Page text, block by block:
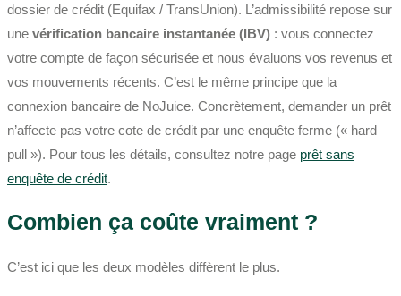
dossier de crédit (Equifax / TransUnion). L’admissibilité repose sur
une vérification bancaire instantanée (IBV) : vous connectez
votre compte de façon sécurisée et nous évaluons vos revenus et
vos mouvements récents. C’est le même principe que la
connexion bancaire de NoJuice. Concrètement, demander un prêt
n’affecte pas votre cote de crédit par une enquête ferme (« hard
pull »). Pour tous les détails, consultez notre page prêt sans
enquête de crédit.
Combien ça coûte vraiment ?
C’est ici que les deux modèles diffèrent le plus.